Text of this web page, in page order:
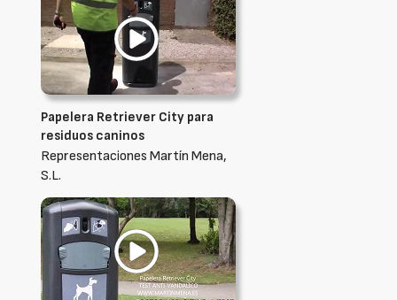
Papelera Retriever City para
residuos caninos
Representaciones Martín Mena,
S.L.